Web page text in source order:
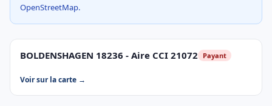
OpenStreetMap.
BOLDENSHAGEN 18236 - Aire CCI 21072 Payant
Voir sur la carte →